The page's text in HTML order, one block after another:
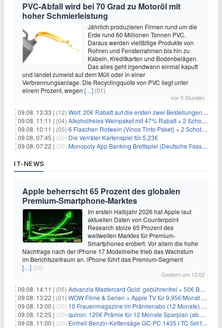
PVC-Abfall wird bei 70 Grad zu Motoröl mit
hoher Schmierleistung
Jährlich produzieren Firmen rund um die
Erde rund 60 Millionen Tonnen PVC.
Daraus werden vielfältige Produkte von
Rohren und Fensterrahmen bis hin zu
Kabeln, Kreditkarten und Bodenbelägen.
Das alles geht irgendwann einmal kaputt
und landet zumeist auf dem Müll oder in einer
Verbrennungsanlage. Die Recyclingquote von PVC liegt unter
einem Prozent, wegen […] (01)
vor 5 Stunden
09.08. 13:33 | (12) Wolt: 20€ Rabatt auf die ersten zwei Bestellungen für Neukunden
09.08. 11:11 | (04) Alkoholfreies Weinpaket mit 47% Rabatt + 2 Schott Zwiesel Gläser GRATIS für 29,99€
09.08. 10:11 | (05) 6 Flaschen Rotwein (Vinos Tinto Paket) + 2 Schott Zwiesel Gläser für 25,99€ inkl. Versand
09.08. 07:45 | (00) Die Verräter Kartenspiel für 5,23€
09.08. 07:22 | (00) Monopoly App Banking Brettspiel (Deutsche Fassung) für 9,84€
IT-NEWS
Apple beherrscht 65 Prozent des globalen
Premium-Smartphone-Marktes
Im ersten Halbjahr 2026 hat Apple laut
aktuellen Daten von Counterpoint
Research stolze 65 Prozent des
weltweiten Marktes für Premium-
Smartphones erobert. Vor allem die hohe
Nachfrage nach der iPhone 17 Modellreihe trieb das Wachstum
im Berichtszeitraum an. iPhone führt das Premium-Segment
[…] (00)
Gestern um 13:02
09.08. 14:11 | (06) Advanzia Mastercard Gold: gebührenfrei + 50€ Bonus* + gratis Reiseversicherung
09.08. 13:22 | (01) WOW Filme & Serien + Apple TV für 9,95€/Monat // Alles von WOW (Filme, Serien, Live-Sport) für 34,97€/Monat
09.08. 13:00 | (00) 10 Frauenmagazine im Prämienabo (12 Monate) mit Prämien bis zu 225€
09.08. 12:25 | (00) quiron: 120€ Prämie für 12 Monate Sparplan (ab 100€/Monat)
09.08. 11:00 | (00) Einhell Benzin-Kettensäge GC-PC 1435 I TC Set für 99,99€